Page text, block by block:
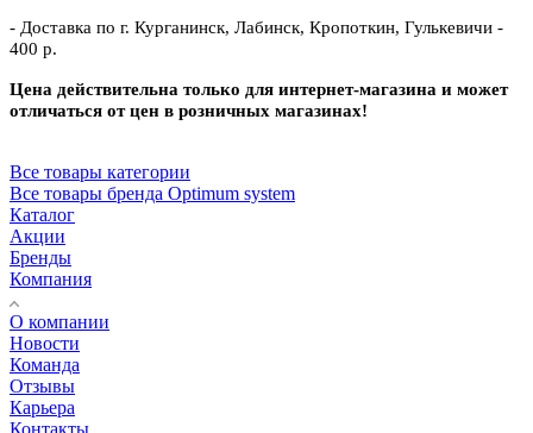
- Доставка по г. Курганинск, Лабинск, Кропоткин, Гулькевичи -
400 р.
Цена действительна только для интернет-магазина и может
отличаться от цен в розничных магазинах!
Все товары категории
Все товары бренда Optimum system
Каталог
Акции
Бренды
Компания
О компании
Новости
Команда
Отзывы
Карьера
Контакты